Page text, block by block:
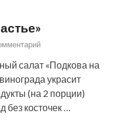
салат «Подкова на
украсит
(на 2 порции)
без косточек …